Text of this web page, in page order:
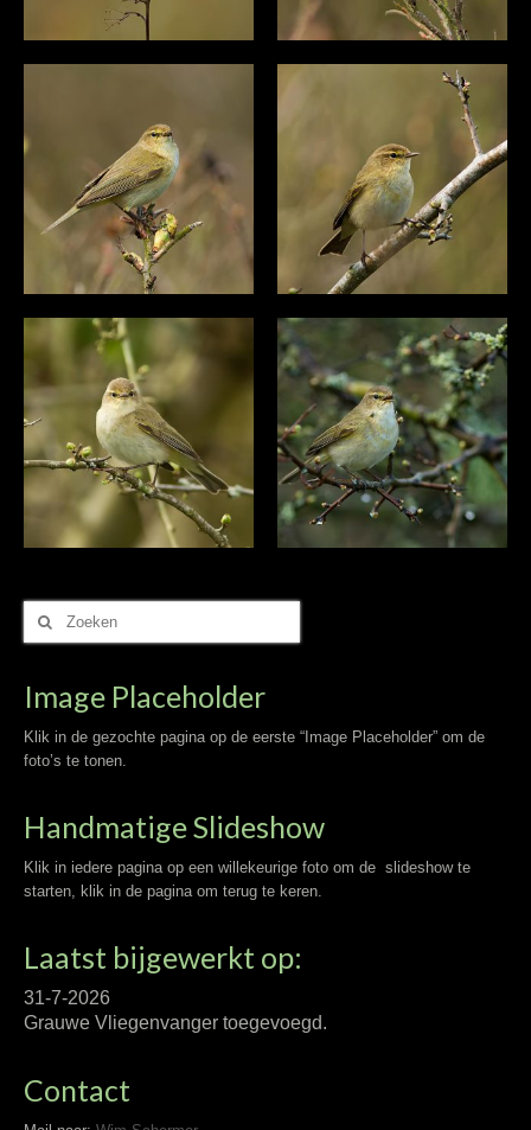
Zoek
naar:
Image Placeholder
Klik in de gezochte pagina op de eerste “Image Placeholder” om de
foto’s te tonen.
Handmatige Slideshow
Klik in iedere pagina op een willekeurige foto om de slideshow te
starten, klik in de pagina om terug te keren.
Laatst bijgewerkt op:
31-7-2026
Grauwe Vliegenvanger toegevoegd.
Contact